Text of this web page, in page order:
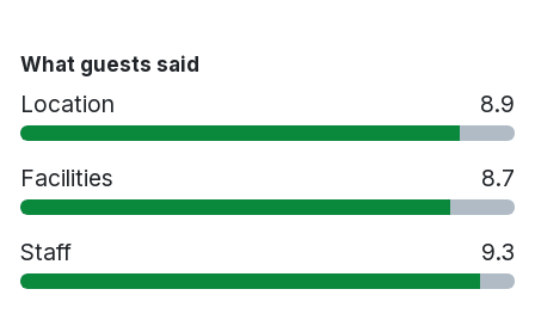
What guests said
Location 8.9
Facilities 8.7
Staff 9.3